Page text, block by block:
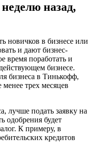
назад,
новичков в бизнесе или
и дают бизнес-
время поработать и
бизнесе.
бизнеса в Тинькофф,
трех месяцев
лучше подать заявку на
одобрения будет
К примеру, в
кредитов